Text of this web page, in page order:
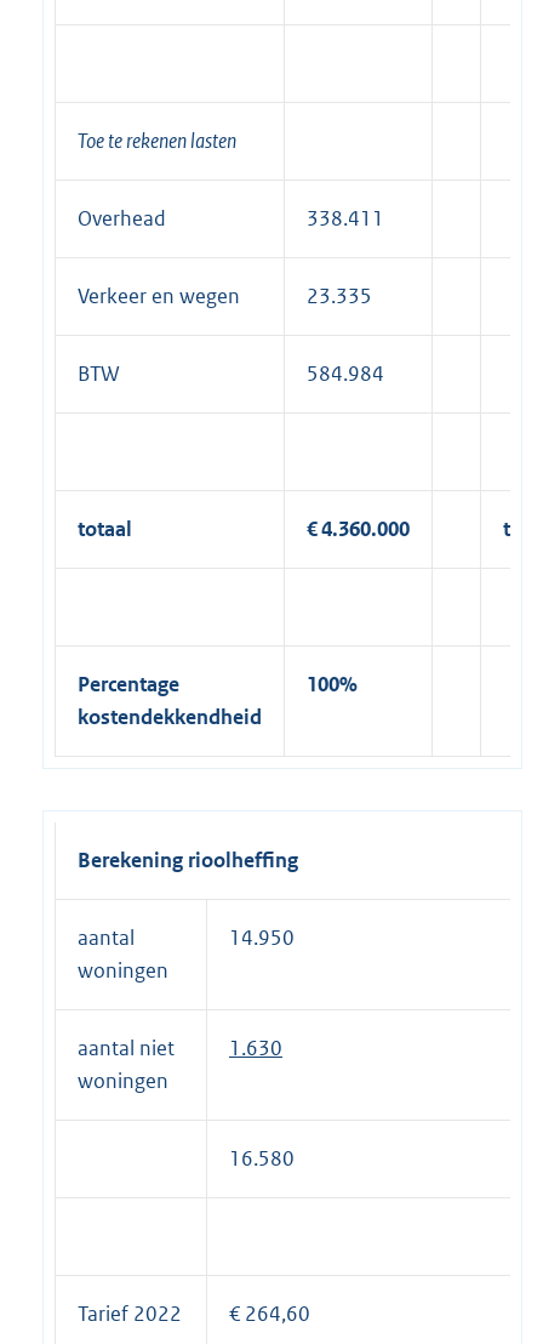
Toe te rekenen lasten
Overhead 338.411
Verkeer en wegen 23.335
BTW 584.984
totaal € 4.360.000
Percentage
kostendekkendheid
100%
Berekening rioolheffing
aantal
woningen
14.950
aantal niet
woningen
1.630
16.580
Tarief 2022 € 264,60